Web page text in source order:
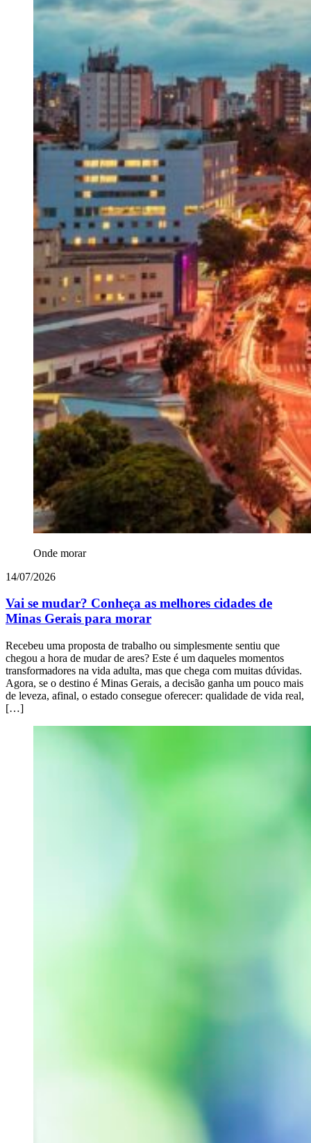
Onde morar
14/07/2026
Vai se mudar? Conheça as melhores cidades de
Minas Gerais para morar
Recebeu uma proposta de trabalho ou simplesmente sentiu que
chegou a hora de mudar de ares? Este é um daqueles momentos
transformadores na vida adulta, mas que chega com muitas dúvidas.
Agora, se o destino é Minas Gerais, a decisão ganha um pouco mais
de leveza, afinal, o estado consegue oferecer: qualidade de vida real,
[…]